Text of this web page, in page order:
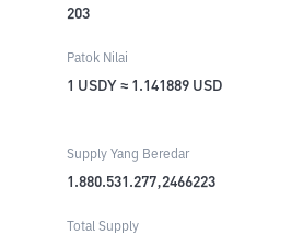
203
Patok Nilai
1 USDY ≈ 1.141889 USD
Supply Yang Beredar
1.880.531.277,2466223
Total Supply